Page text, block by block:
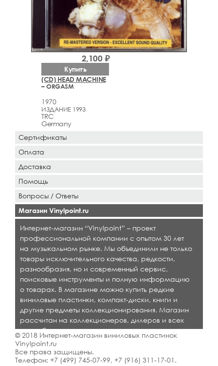
(CD) HEAD MACHINE
– ORGASM
1970
ИЗДАНИЕ 1993
TRC
Germany
2,100 ₽
Купить
Сертификаты
Оплата
Доставка
Помощь
Вопросы / Ответы
Магазин Vinylpoint.ru
Интернет-магазин “Vinylpoint” – проект
профессиональной компании с опытом 30 лет
на музыкальном рынке. Мы объединили не только
товары исключительного качества, редкости,
разнообразия, но и современный сервис,
поисковые инструменты и полную информацию
о товарах. В магазине можно купить редкие
виниловые пластинки, компакт-диски, книги и
другие предметы коллекционирования. Магазин
рассчитан на коллекционеров, дилеров и всех
кто любит качественную музыку.
© 2018 Интернет-магазин виниловых пластинок
Vinylpoint.ru
Все права защищены.
Телефон: +7 (499) 745-07-99, +7 (916) 311-17-01 .